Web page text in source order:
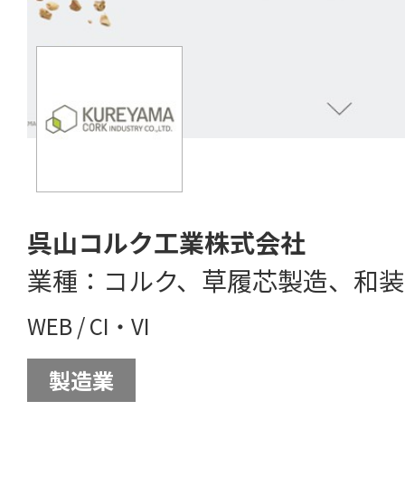
呉山コルク工業株式会社
業種：コルク、草履芯製造、和
WEB /CI・VI
製造業